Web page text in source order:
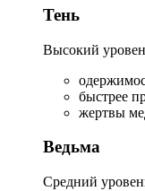
Тень
Высокий
быстрее
жертвы
Ведьма
Средний